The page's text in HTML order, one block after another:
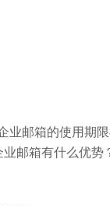
业邮箱的使用期
邮箱有什么优势